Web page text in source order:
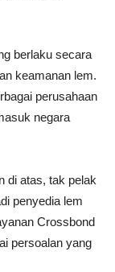
berlaku secara
keamanan lem.
perusahaan
negara
di atas, tak pelak
penyedia lem
Crossbond
persoalan yang